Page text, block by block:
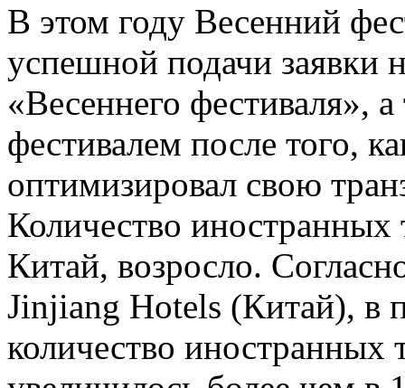
В этом году Весенний
успешной подачи заявки
«Весеннего фестиваля»,
фестивалем после того,
оптимизировал свою
Количество
Китай, возросло.
Jinjiang Hotels (Китай), в
количество иностранных